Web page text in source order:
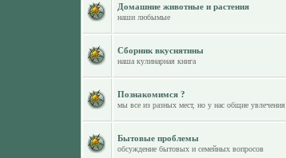
Домашние животные и растения
наши любымые
Сборник вкуснятины
наша кулинарная книга
Познакомимся ?
мы все из разных мест, но у нас общие увлечения
Бытовые проблемы
обсуждение бытовых и семейных вопросов